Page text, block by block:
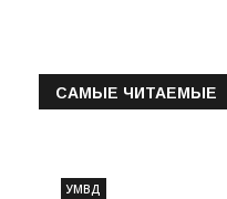
САМЫЕ ЧИТАЕМЫЕ
УМВД